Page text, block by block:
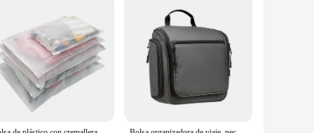
and moisture typically found in bathroom
to your bathroom for years to come. Whether you're a
a reliable choice.